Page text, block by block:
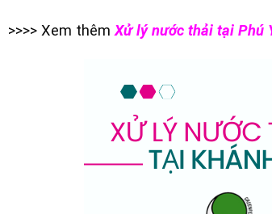
>>>> Xem thêmXử lý nước thải tại Phú